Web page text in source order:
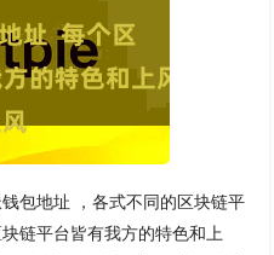
包地址 ，各式不同的区块链平
链平台皆有我方的特色和上